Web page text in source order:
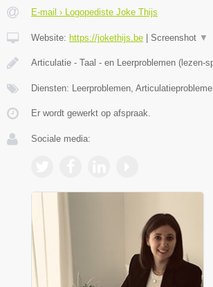
E-mail › Logopediste Joke Thijs
Website: https://jokethijs.be Screenshot ▼
Articulatie - Taal - en Leerproblemen (lezen-
Diensten: Leerproblemen,
Er wordt gewerkt op afspraak.
Sociale media: